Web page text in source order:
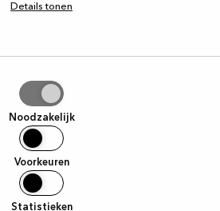
Details tonen
Noodzakelijk
Voorkeuren
Statistieken